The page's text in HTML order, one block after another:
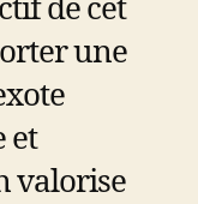
de cet
une
et
valorise